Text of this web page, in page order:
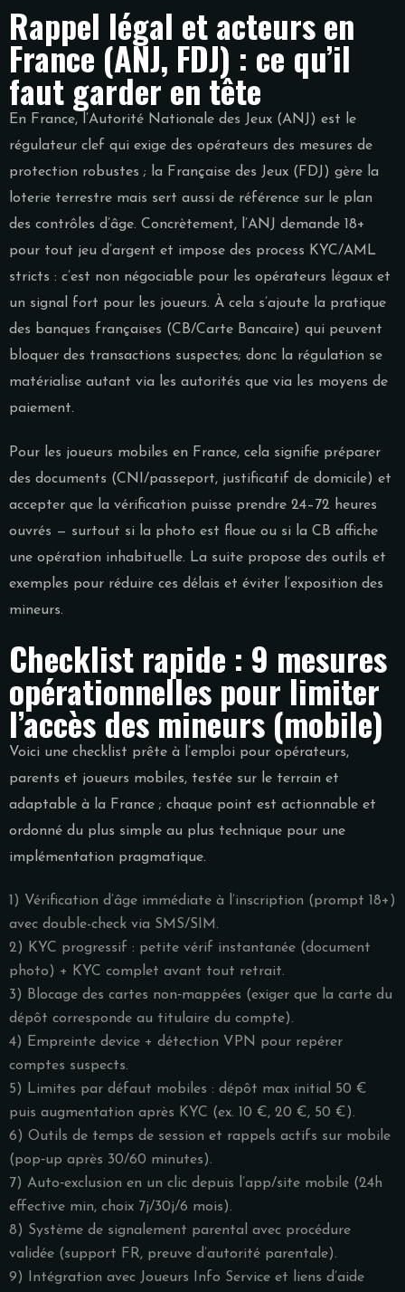
Rappel légal et acteurs en
France (ANJ, FDJ) : ce qu’il
faut garder en tête
En France, l’Autorité Nationale des Jeux (ANJ) est le
régulateur clef qui exige des opérateurs des mesures de
protection robustes ; la Française des Jeux (FDJ) gère la
loterie terrestre mais sert aussi de référence sur le plan
des contrôles d’âge. Concrètement, l’ANJ demande 18+
pour tout jeu d’argent et impose des process KYC/AML
stricts : c’est non négociable pour les opérateurs légaux et
un signal fort pour les joueurs. À cela s’ajoute la pratique
des banques françaises (CB/Carte Bancaire) qui peuvent
bloquer des transactions suspectes; donc la régulation se
matérialise autant via les autorités que via les moyens de
paiement.
Pour les joueurs mobiles en France, cela signifie préparer
des documents (CNI/passeport, justificatif de domicile) et
accepter que la vérification puisse prendre 24–72 heures
ouvrés — surtout si la photo est floue ou si la CB affiche
une opération inhabituelle. La suite propose des outils et
exemples pour réduire ces délais et éviter l’exposition des
mineurs.
Checklist rapide : 9 mesures
opérationnelles pour limiter
l’accès des mineurs (mobile)
Voici une checklist prête à l’emploi pour opérateurs,
parents et joueurs mobiles, testée sur le terrain et
adaptable à la France ; chaque point est actionnable et
ordonné du plus simple au plus technique pour une
implémentation pragmatique.
1) Vérification d’âge immédiate à l’inscription (prompt 18+)
avec double-check via SMS/SIM.
2) KYC progressif : petite vérif instantanée (document
photo) + KYC complet avant tout retrait.
3) Blocage des cartes non‑mappées (exiger que la carte du
dépôt corresponde au titulaire du compte).
4) Empreinte device + détection VPN pour repérer
comptes suspects.
5) Limites par défaut mobiles : dépôt max initial 50 €
puis augmentation après KYC (ex. 10 €, 20 €, 50 €).
6) Outils de temps de session et rappels actifs sur mobile
(pop‑up après 30/60 minutes).
7) Auto‑exclusion en un clic depuis l’app/site mobile (24h
effective min, choix 7j/30j/6 mois).
8) Système de signalement parental avec procédure
validée (support FR, preuve d’autorité parentale).
9) Intégration avec Joueurs Info Service et liens d’aide